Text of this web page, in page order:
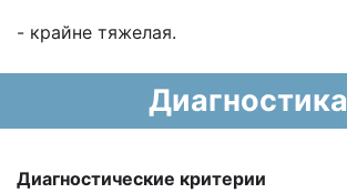
- крайне тяжелая.
Диагностика
Диагностические критерии